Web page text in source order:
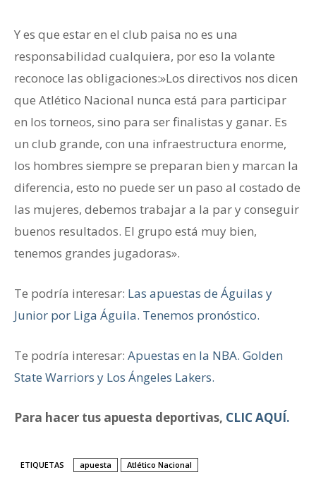
Y es que estar en el club paisa no es una
responsabilidad cualquiera, por eso la volante
reconoce las obligaciones:»Los directivos nos dicen
que Atlético Nacional nunca está para participar
en los torneos, sino para ser finalistas y ganar. Es
un club grande, con una infraestructura enorme,
los hombres siempre se preparan bien y marcan la
diferencia, esto no puede ser un paso al costado de
las mujeres, debemos trabajar a la par y conseguir
buenos resultados. El grupo está muy bien,
tenemos grandes jugadoras».
Te podría interesar: Las apuestas de Águilas y
Junior por Liga Águila. Tenemos pronóstico.
Te podría interesar: Apuestas en la NBA. Golden
State Warriors y Los Ángeles Lakers.
Para hacer tus apuesta deportivas, CLIC AQUÍ.
ETIQUETAS apuesta Atlético Nacional